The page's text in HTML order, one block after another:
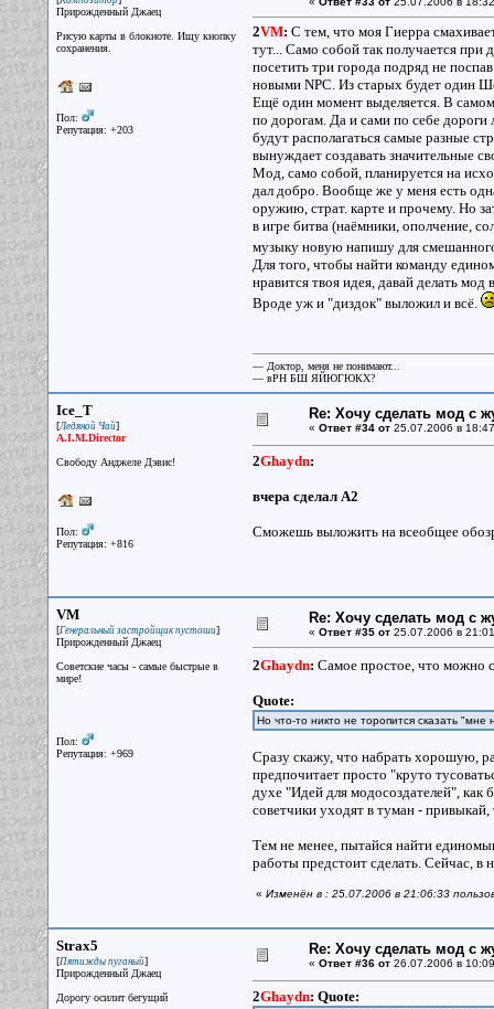
Прирожденный Джаец
Рисую карты в блокноте. Ищу кнопку
сохранения.
Пол:
Репутация: +203
2VM: С тем, что моя Гиерра
тут... Само собой так получается при
посетить три города подряд не
новыми NPC. Из старых будет один
Ещё один момент выделяется. В самом
по дорогам. Да и сами по себе
будут располагаться самые разные
вынуждает создавать значительные
Мод, само собой, планируется на
дал добро. Вообще же у меня есть
оружию, страт. карте и прочему. Но
в игре битва (наёмники, ополчение,
музыку новую напишу для
Для того, чтобы найти команду
нравится твоя идея, давай делать
Вроде уж и "диздок" выложил и всё.
— Доктор, меня не понимают...
— вРН БШ ЯЙЮГЮКХ?
Ice_T
[Ледяной Чай]
A.I.M.Director
Свободу Анджеле Дэвис!
Пол:
Репутация: +816
Re: Хочу сделать мод с
« Ответ #34 от25.07.2006 в
2Ghaydn:
вчера сделал A2
Сможешь выложить на всеобщее
VM
[Генеральный застройщик пустоши]
Прирожденный Джаец
Советские часы - самые быстрые в
мире!
Пол:
Репутация: +969
Re: Хочу сделать мод с
« Ответ #35 от25.07.2006 в
2Ghaydn: Самое простое, что можно
Quote:
Но что-то никто не торопится сказать
Сразу скажу, что набрать хорошую,
предпочитает просто "круто
духе "Идей для модосоздателей", как
советчики уходят в туман -
Тем не менее, пытайся найти
работы предстоит сделать. Сейчас, в
« Изменён в : 25.07.2006 в 21:06:33
Strax5
[Пятижды пуганый]
Прирожденный Джаец
Дорогу осилит бегущий
Re: Хочу сделать мод с
« Ответ #36 от26.07.2006 в
2Ghaydn: Quote: